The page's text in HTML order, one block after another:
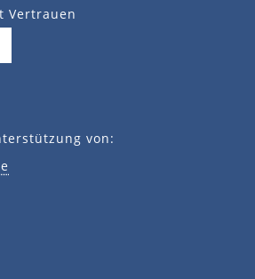
Vertrauen
von: